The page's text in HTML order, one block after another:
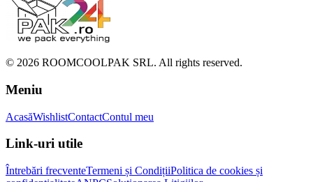
© 2026 ROOMCOOLPAK SRL. All rights reserved.
Meniu
AcasăWishlistContactContul meu
Link-uri utile
Întrebări frecventeTermeni și CondițiiPolitica de cookies și